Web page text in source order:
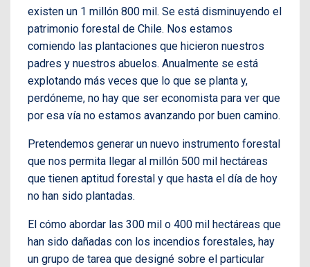
existen un 1 millón 800 mil. Se está disminuyendo el
patrimonio forestal de Chile. Nos estamos
comiendo las plantaciones que hicieron nuestros
padres y nuestros abuelos. Anualmente se está
explotando más veces que lo que se planta y,
perdóneme, no hay que ser economista para ver que
por esa vía no estamos avanzando por buen camino.
Pretendemos generar un nuevo instrumento forestal
que nos permita llegar al millón 500 mil hectáreas
que tienen aptitud forestal y que hasta el día de hoy
no han sido plantadas.
El cómo abordar las 300 mil o 400 mil hectáreas que
han sido dañadas con los incendios forestales, hay
un grupo de tarea que designé sobre el particular